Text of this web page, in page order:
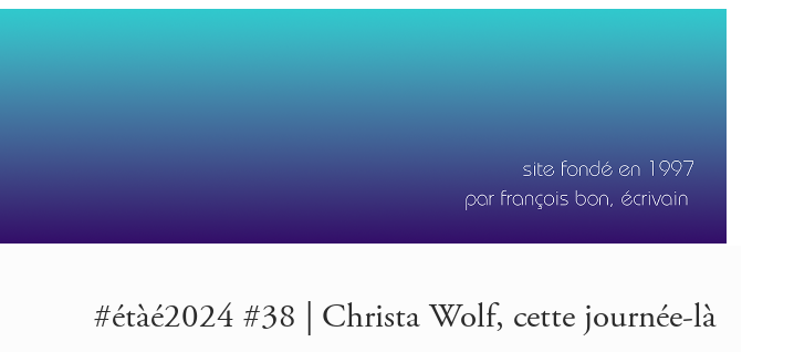
#étàé2024 #38 | Christa Wolf, cette journée-là